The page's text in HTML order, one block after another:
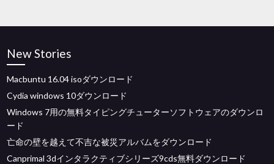
New Stories
Macbuntu 16.04 isoダウンロード
Cydia windows 10ダウンロード
Windows 7用の無料タイピングチューターソフトウェアのダウンロ
ード
亡命の壁を越えて不吉な被災アルバムをダウンロード
Canprimal 3dインタラクティブシリーズ9cds無料ダウンロード